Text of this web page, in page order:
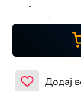
-
Додај